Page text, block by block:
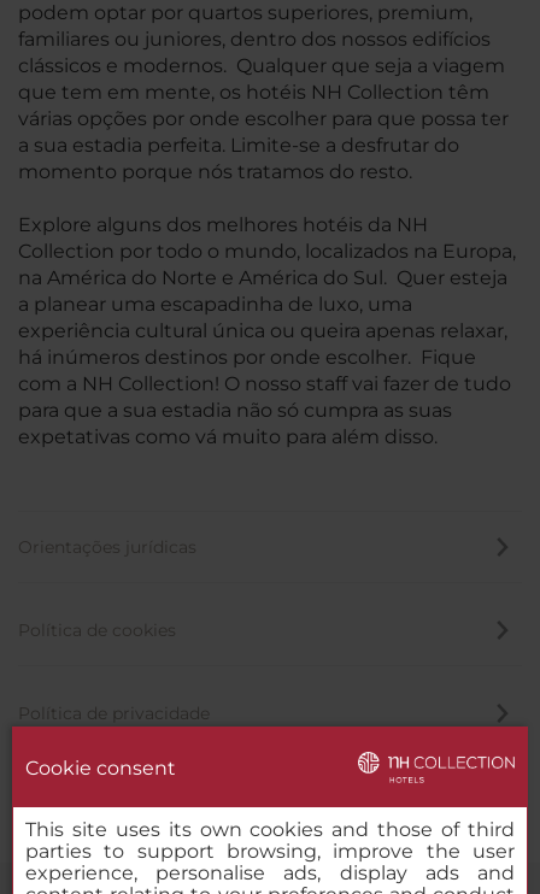
podem optar por quartos superiores, premium,
familiares ou juniores, dentro dos nossos edifícios
clássicos e modernos. Qualquer que seja a viagem
que tem em mente, os hotéis NH Collection têm
várias opções por onde escolher para que possa ter
a sua estadia perfeita. Limite-se a desfrutar do
momento porque nós tratamos do resto.
Explore alguns dos melhores hotéis da NH
Collection por todo o mundo, localizados na Europa,
na América do Norte e América do Sul. Quer esteja
a planear uma escapadinha de luxo, uma
experiência cultural única ou queira apenas relaxar,
há inúmeros destinos por onde escolher. Fique
com a NH Collection! O nosso staff vai fazer de tudo
para que a sua estadia não só cumpra as suas
expetativas como vá muito para além disso.
Orientações jurídicas
Política de cookies
Política de privacidade
Cookie consent
This site uses its own cookies and those of third
parties to support browsing, improve the user
experience, personalise ads, display ads and